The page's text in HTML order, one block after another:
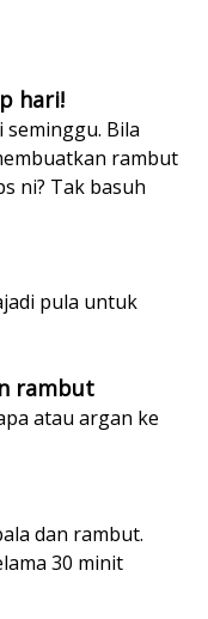
hari!
seminggu. Bila
rambut
ni? Tak basuh
pula untuk
rambut
atau argan ke
dan rambut.
30 minit